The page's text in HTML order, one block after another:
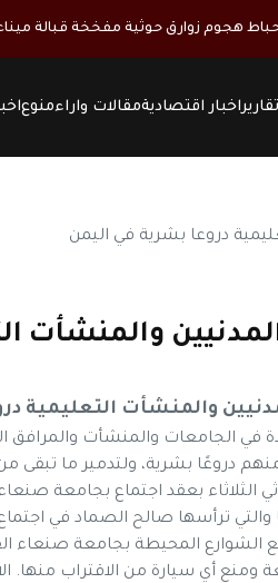
هجوم زوارق حوثية مفخخة قبالة
اخبار اقتصاديةمقالات واراءمنوع
والمنشأت
والمنشأت التعليمية
في الجامعات والمنشأت والمرافق
دروعًا بشرية، ولتدمير ما
الثلاثاء بعقد اجتماع بجامعة
ترأسها صالح الصماد في اجتماع
المحيطة بجامعة صنعاء
أي سيارة من الاقتراب منها.